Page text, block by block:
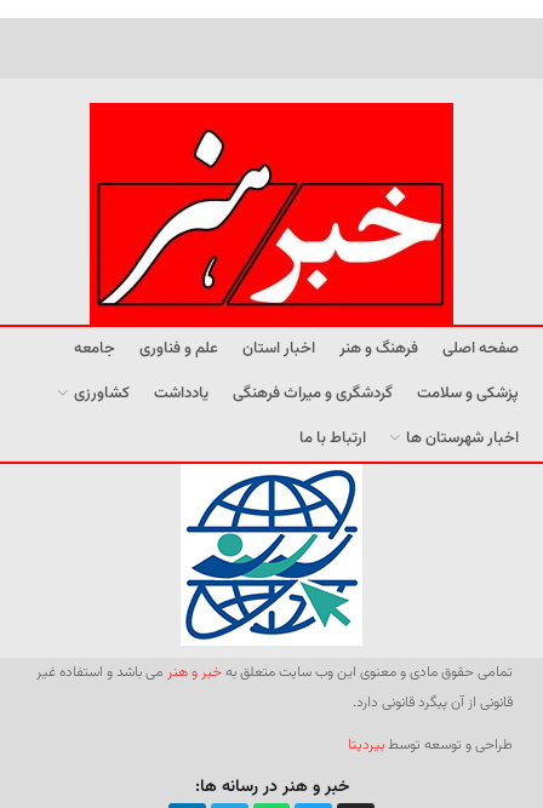
صفحه اصلی فرهنگ و هنر اخبار استان علم و فناوری
جامعه
پزشکی و سلامت
گردشگری و میراث فرهنگی یادداشت
کشاورزی
اخبار شهرستان ها
ارتباط با ما
تمامی حقوق مادی و معنوی این وب سایت متعلق بهخبر و هنر می باشد و استفاده غیر
قانونی از آن پیگرد قانونی دارد.
طراحی و توسعه توسطبیردیتا
خبر و هنر در رسانه ها: